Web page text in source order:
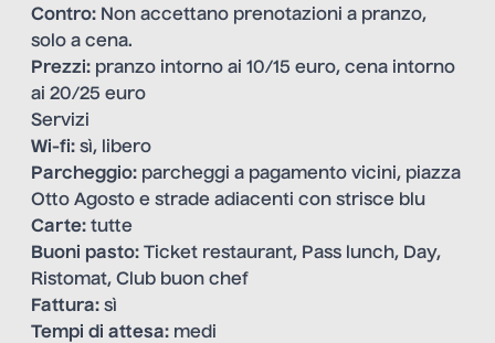
Contro: Non accettano prenotazioni a pranzo,
solo a cena.
Prezzi: pranzo intorno ai 10/15 euro, cena intorno
ai 20/25 euro
Servizi
Wi-fi: sì, libero
Parcheggio: parcheggi a pagamento vicini, piazza
Otto Agosto e strade adiacenti con strisce blu
Carte: tutte
Buoni pasto: Ticket restaurant, Pass lunch, Day,
Ristomat, Club buon chef
Fattura: sì
Tempi di attesa: medi